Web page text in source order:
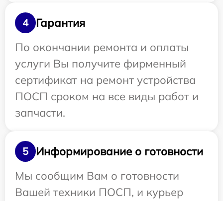
4
Гарантия
По окончании ремонта и оплаты
услуги Вы получите фирменный
сертификат на ремонт устройства
ПОСП сроком на все виды работ и
запчасти.
5
Информирование о готовности
Мы сообщим Вам о готовности
Вашей техники ПОСП, и курьер